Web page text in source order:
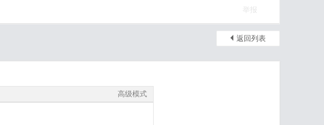
举报
返回列表
高级模式